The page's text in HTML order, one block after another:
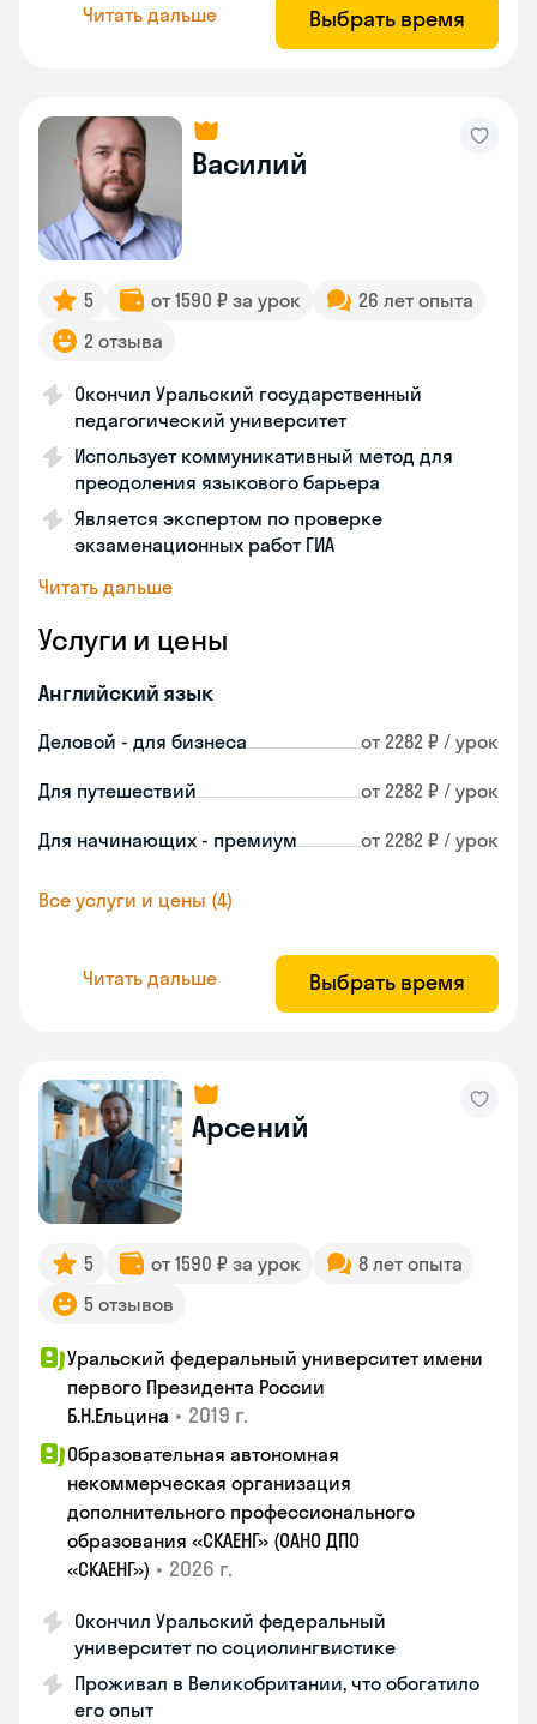
Читать дальше Выбрать время
Василий
5 от 1590 ₽ за урок
26 лет опыта
2 отзыва
Окончил Уральский государственный
педагогический университет
Использует коммуникативный метод для
преодоления языкового барьера
Является экспертом по проверке
экзаменационных работ ГИА
Читать дальше
Услуги и цены
Английский язык
Деловой - для бизнеса от 2282 ₽ / урок
Для путешествий от 2282 ₽ / урок
Для начинающих - премиум от 2282 ₽ / урок
Все услуги и цены (4)
Читать дальше Выбрать время
Арсений
5 от 1590 ₽ за урок
8 лет опыта
5 отзывов
Уральский федеральный университет имени
первого Президента России
Б.Н.Ельцина • 2019 г.
Образовательная автономная
некоммерческая организация
дополнительного профессионального
образования «СКАЕНГ» (ОАНО ДПО
«СКАЕНГ») • 2026 г.
Окончил Уральский федеральный
университет по социолингвистике
Проживал в Великобритании, что обогатило
его опыт